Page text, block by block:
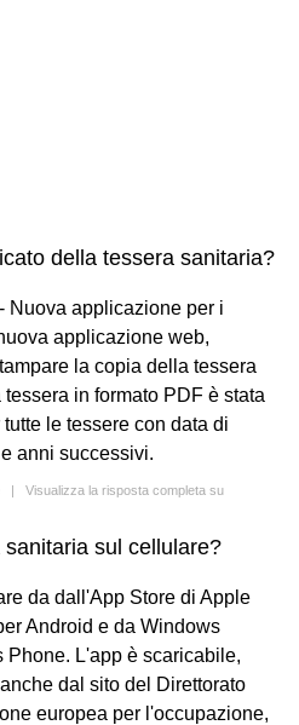
della tessera sanitaria?
Nuova applicazione per i
applicazione web,
la copia della tessera
in formato PDF è stata
le tessere con data di
anni successivi.
| Visualizza la risposta completa su
sul cellulare?
da dall'App Store di Apple
Android e da Windows
Phone. L'app è scaricabile,
dal sito del Direttorato
europea per l'occupazione,